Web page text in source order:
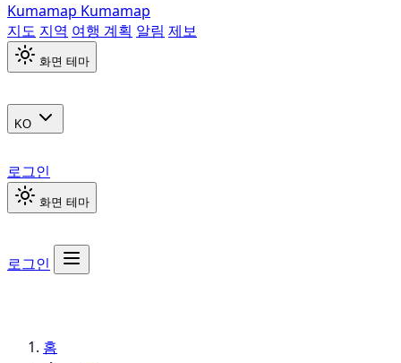
Kumamap Kumamap
지도 지역 여행 계획 알림 제보
화면 테마
KO
로그인
화면 테마
로그인
홈